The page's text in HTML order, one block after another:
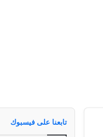
تابعنا على فيسبوك